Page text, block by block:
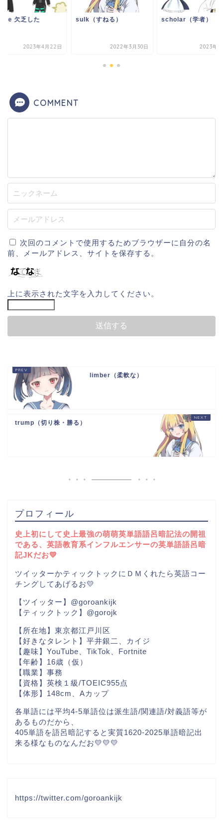
欠乏した
2023年4月22日
sulk（すねる）
2022年3月30日
scholar（学者）
2023年1
COMMENT
次回のコメントで使用するためブラウザーに自分の名
前、メールアドレス、サイトを保存する。
上に表示された文字を入力してください。
limber（柔軟な）
trump（切り株・勝る）
プロフィール
史上初にして史上最強の萌萌英単語語呂暗記法の開祖
である、英語教育系インフルエンサーの英単語語呂暗
記JKだお💛
ツイッターかティックトックにＤＭくれたら英語コー
チングしてあげるお💛
【ツイッター】@goroankijk
【ティックトック】@gorojk
【所在地】東京都江戸川区
【好きなタレント】平井銀二、カイジ
【趣味】YouTube、TikTok、Fortnite
【年齢】16歳（仮）
【職業】事務
【資格】英検１級/TOEIC955点
【体形】148cm、Aカップ
各単語には平均4-5単語位は派生語/関連語/対義語等が
あるものだから、
405単語を語呂暗記すると実質1620-2025単語暗記出
来る様なものなんだお💛💛💛
https://twitter.com/goroankijk